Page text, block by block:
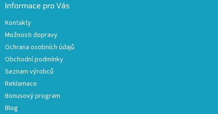
Informace pro Vás
Kontakty
Možnosti dopravy
Ochrana osobních údajů
Obchodní podmínky
Seznam výrobců
Reklamace
Bonusový program
Blog